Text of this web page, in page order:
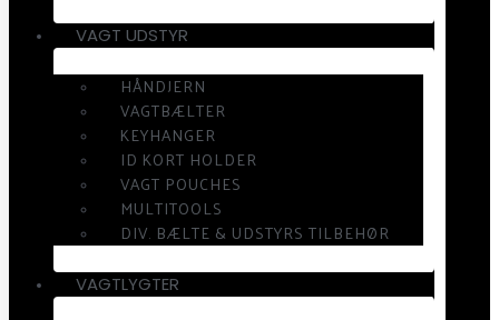
VAGT UDSTYR
HÅNDJERN
VAGTBÆLTER
KEYHANGER
ID KORT HOLDER
VAGT POUCHES
MULTITOOLS
DIV. BÆLTE & UDSTYRS TILBEHØR
VAGTLYGTER